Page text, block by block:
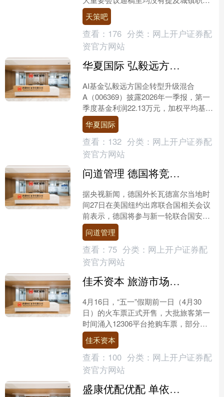
基本养老金的调整，但在此前的中央重
磅文件明确基本养老金的....
天策吧
查看： 176 分类： 网上开户证券配
资官方网站
华夏国际 弘毅远方国企转型升级混合A：2026年第一季度利润22.13万元 净值增长率0.13%
AI基金弘毅远方国企转型升级混合
A（006369）披露2026年一季报，第一
季度基金利润22.13万元，加权平均基金
份额本期利润0.0137元。报告期内，基
金净....
华夏国际
查看： 132 分类： 网上开户证券配
资官方网站
问道管理 德国将竞选联合国安理会非常任理事国席位
据央视新闻，德国外长瓦德富尔当地时
间27日在美国纽约出席联合国相关会议
前表示，德国将参与新一轮联合国安理
会非常任理事国席位竞选，力求自2027
年起担任该职务。瓦....
问道管理
查看： 75 分类： 网上开户证券配
资官方网站
佳禾资本 旅游市场活力强劲 “五一”假期火车票预售火爆
4月16日，“五一”假期前一日（4月30
日）的火车票正式开售，大批旅客第一
时间涌入12306平台抢购车票，部分热
门线路与时段出现“一票难求”，热门车
次、重点区间....
佳禾资本
查看： 100 分类： 网上开户证券配
资官方网站
盛康优配优配 单依纯凌晨再发文，李荣浩回应授权争议